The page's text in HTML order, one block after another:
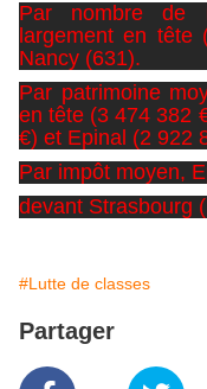
Par nombre de
largement en tête
Nancy (631).
Par patrimoine
en tête (3 474 382
€) et Epinal (2 922
Par impôt moyen,
devant Strasbourg
#Lutte de classes
Partager